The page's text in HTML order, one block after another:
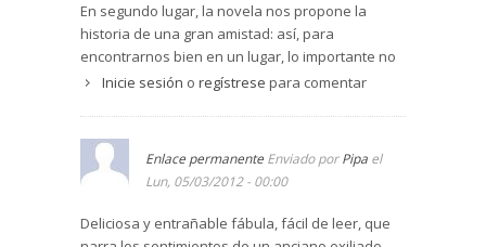
En segundo lugar, la novela nos propone la
historia de una gran amistad: así, para
encontrarnos bien en un lugar, lo importante no
es el propio espacio, ni la ciudad, ni el país que
tenemos un amigo, todo se puede ver de otra
forma. Un solo amigo puede ponerle cara, olor,
sabor… a un país, y nos puede hacer el entorno
más agradable y cercano; incluso aunque no
hable nuestro idioma, solo con su presencia nos
Inicie sesión o regístrese para comentar
Enlace permanente Enviado porPipa el
Lun, 05/03/2012 - 00:00
Deliciosa y entrañable fábula, fácil de leer, que